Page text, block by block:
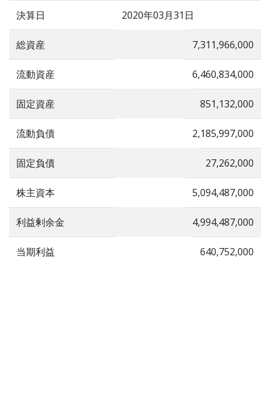
決算日 2020年03月31日
総資産 7,311,966,000
流動資産 6,460,834,000
固定資産 851,132,000
流動負債 2,185,997,000
固定負債 27,262,000
株主資本 5,094,487,000
利益剰余金 4,994,487,000
当期利益 640,752,000